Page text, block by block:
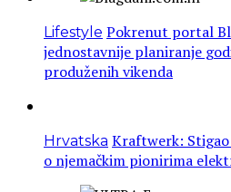
Lifestyle Pokrenut portal
jednostavnije planiranje
produženih vikenda
Hrvatska Kraftwerk:
o njemačkim pionirima